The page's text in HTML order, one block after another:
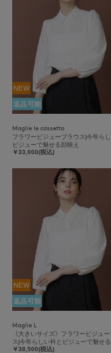
NEW
返品可能
Maglie le cassetto
フラワービジューブラウス|今年ら
ビジューで魅せる顔映え
￥33,000(税込)
NEW
返品可能
Maglie L
《大きいサイズ》フラワービジュ
ス|今年らしい衿とビジューで魅せ
￥38,500(税込)